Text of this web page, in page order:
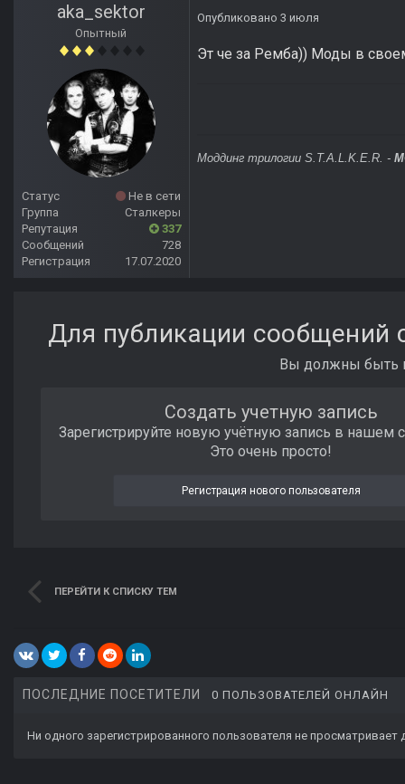
aka_sektor
Опытный
Статус
Не в сети
Группа
Сталкеры
Репутация
337
Сообщений
728
Регистрация
17.07.2020
Опубликовано 3 июля
Эт че за Ремба)) Моды в
Моддинг трилогии S.T.A.L.K.E.R. -
Для публикации сообщений
Вы должны быть
Создать учетную запись
Зарегистрируйте новую учётную запись в нашем
Это очень просто!
Регистрация нового пользователя
ПЕРЕЙТИ К СПИСКУ ТЕМ
ПОСЛЕДНИЕ ПОСЕТИТЕЛИ 0 ПОЛЬЗОВАТЕЛЕЙ ОНЛАЙН
Ни одного зарегистрированного пользователя не просматривает